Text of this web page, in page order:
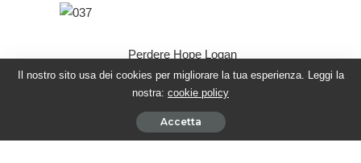
Perdere Hope Logan
(Scusaci Massimo, se abbiamo distrutto la canzone più difficile
da cantare nei migliori karaoke di provincia)
Il nostro sito usa dei cookies per migliorare la tua esperienza. Leggi la
nostra: cookie policy
Accetta